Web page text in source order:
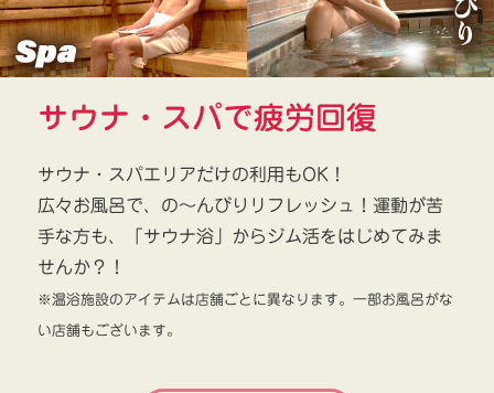
サウナ・スパで疲労回復
サウナ・スパエリアだけの利用もOK！
広々お風呂で、の～んびりリフレッシュ！運動が苦
手な方も、「サウナ浴」からジム活をはじめてみま
せんか？！
※温浴施設のアイテムは店舗ごとに異なります。一部お風呂がな
い店舗もございます。